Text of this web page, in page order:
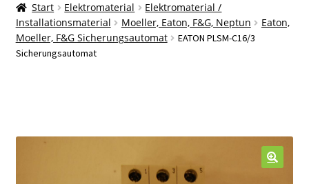
ELEKTRO
ÖFFNEN
LÜFTUNG, HEIZUNG, KLIMA
Start Elektromaterial
Elektromaterial /
Installationsmaterial
Moeller, Eaton, F&G, Neptun
Eaton,
Moeller, F&G Sicherungsautomat
EATON PLSM-C16/3
Sicherungsautomat